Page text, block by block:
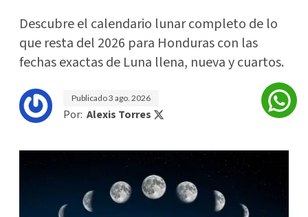
Descubre el calendario lunar completo de lo
que resta del 2026 para Honduras con las
fechas exactas de Luna llena, nueva y cuartos.
Publicado3 ago. 2026
Por: Alexis Torres